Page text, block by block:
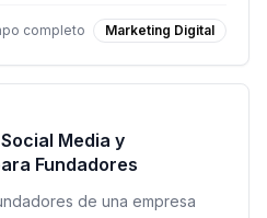
completo Marketing Digital
Media y
Fundadores
de una empresa